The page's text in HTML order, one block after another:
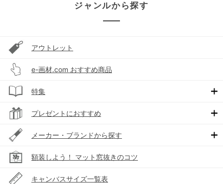
ジャンルから探す
アウトレット
e-画材.com おすすめ商品
特集
プレゼントにおすすめ
メーカー・ブランドから探す
額装しよう！ マット窓抜きのコツ
キャンバスサイズ一覧表